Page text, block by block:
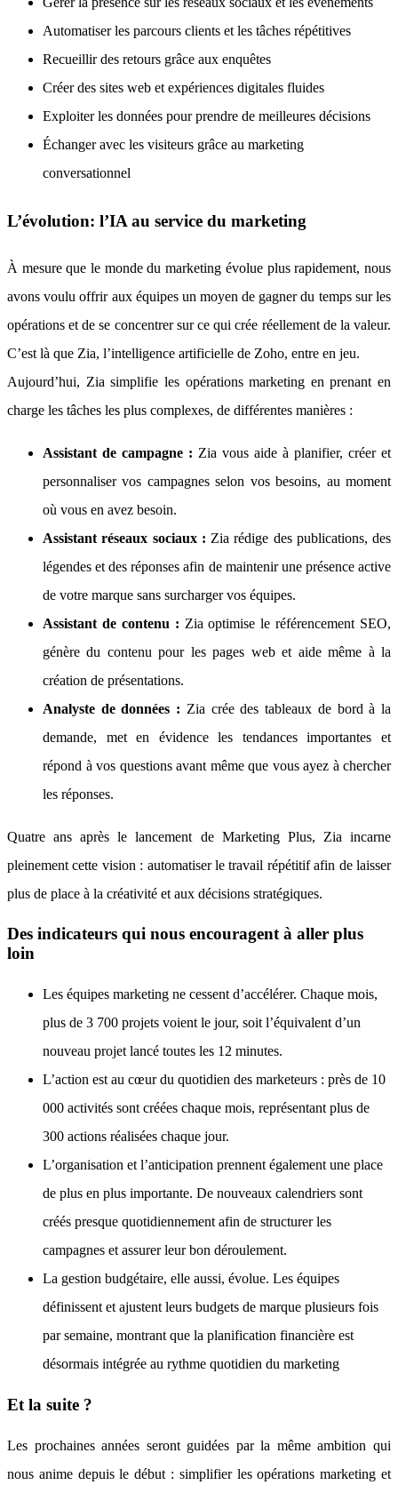
Automatiser les parcours clients et les tâches répétitives
Recueillir des retours grâce aux enquêtes
Créer des sites web et expériences digitales fluides
Exploiter les données pour prendre de meilleures décisions
Échanger avec les visiteurs grâce au marketing
conversationnel
L’évolution: l’IA au service du marketing
À mesure que le monde du marketing évolue plus rapidement, nous
avons voulu offrir aux équipes un moyen de gagner du temps sur les
opérations et de se concentrer sur ce qui crée réellement de la valeur.
C’est là que Zia, l’intelligence artificielle de Zoho, entre en jeu.
Aujourd’hui, Zia simplifie les opérations marketing en prenant en
charge les tâches les plus complexes, de différentes manières :
Assistant de campagne : Zia vous aide à planifier, créer et
personnaliser vos campagnes selon vos besoins, au moment
où vous en avez besoin.
Assistant réseaux sociaux : Zia rédige des publications, des
légendes et des réponses afin de maintenir une présence active
de votre marque sans surcharger vos équipes.
Assistant de contenu : Zia optimise le référencement SEO,
génère du contenu pour les pages web et aide même à la
création de présentations.
Analyste de données : Zia crée des tableaux de bord à la
demande, met en évidence les tendances importantes et
répond à vos questions avant même que vous ayez à chercher
les réponses.
Quatre ans après le lancement de Marketing Plus, Zia incarne
pleinement cette vision : automatiser le travail répétitif afin de laisser
plus de place à la créativité et aux décisions stratégiques.
Des indicateurs qui nous encouragent à aller plus
loin
Les équipes marketing ne cessent d’accélérer. Chaque mois,
plus de 3 700 projets voient le jour, soit l’équivalent d’un
nouveau projet lancé toutes les 12 minutes.
L’action est au cœur du quotidien des marketeurs : près de 10
000 activités sont créées chaque mois, représentant plus de
300 actions réalisées chaque jour.
L’organisation et l’anticipation prennent également une place
de plus en plus importante. De nouveaux calendriers sont
créés presque quotidiennement afin de structurer les
campagnes et assurer leur bon déroulement.
La gestion budgétaire, elle aussi, évolue. Les équipes
définissent et ajustent leurs budgets de marque plusieurs fois
par semaine, montrant que la planification financière est
désormais intégrée au rythme quotidien du marketing
Et la suite ?
Les prochaines années seront guidées par la même ambition qui
nous anime depuis le début : simplifier les opérations marketing et